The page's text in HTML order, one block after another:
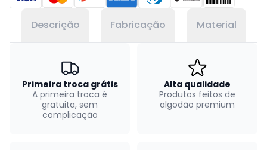
Descrição Fabricação Material
Primeira troca grátis
A primeira troca é
gratuita, sem
complicação
Alta qualidade
Produtos feitos de
algodão premium